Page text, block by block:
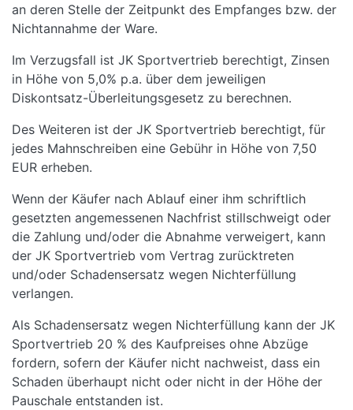
an deren Stelle der Zeitpunkt des Empfanges bzw. der
Nichtannahme der Ware.
Im Verzugsfall ist JK Sportvertrieb berechtigt, Zinsen
in Höhe von 5,0% p.a. über dem jeweiligen
Diskontsatz-Überleitungsgesetz zu berechnen.
Des Weiteren ist der JK Sportvertrieb berechtigt, für
jedes Mahnschreiben eine Gebühr in Höhe von 7,50
EUR erheben.
Wenn der Käufer nach Ablauf einer ihm schriftlich
gesetzten angemessenen Nachfrist stillschweigt oder
die Zahlung und/oder die Abnahme verweigert, kann
der JK Sportvertrieb vom Vertrag zurücktreten
und/oder Schadensersatz wegen Nichterfüllung
verlangen.
Als Schadensersatz wegen Nichterfüllung kann der JK
Sportvertrieb 20 % des Kaufpreises ohne Abzüge
fordern, sofern der Käufer nicht nachweist, dass ein
Schaden überhaupt nicht oder nicht in der Höhe der
Pauschale entstanden ist.